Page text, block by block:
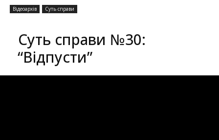
Відеоархів Суть справи
Суть справи №30:
“Відпусти”